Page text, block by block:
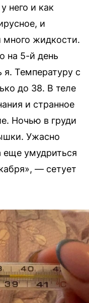
него и как
и
много жидкости.
на 5-й день
я. Температуру с
до 38. В теле
и странное
Ночью в груди
Ужасно
еще умудриться
— сетует